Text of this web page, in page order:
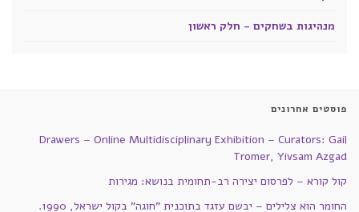
מנהיגות בשחקים - חלק ראשון
פוסטים אחרונים
Drawers – Online Multidisciplinary Exhibition – Curators: Gail
Tromer, Yivsam Azgad
קול קורא – לפרסום יצירה רב-תחומית בנושא: מגירות
החומר הוא צלילים – יבשם עזגד בתוכנית "חוגה" בקול ישראל, 1990.